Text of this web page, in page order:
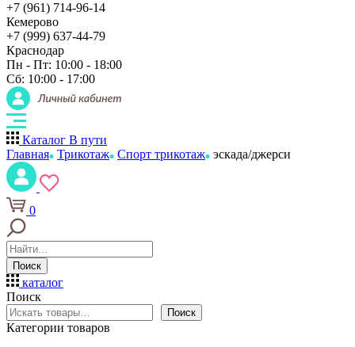
+7 (961) 714-96-14
Кемерово
+7 (999) 637-44-79
Краснодар
Пн - Пт: 10:00 - 18:00
Сб: 10:00 - 17:00
Каталог В пути
Главная Трикотаж Спорт трикотаж эскада/джерси
0
Поиск
каталог
Поиск
Поиск
Категории товаров